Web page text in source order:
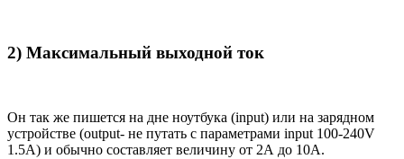
2) Максимальный выходной ток
Он так же пишется на дне ноутбука (input) или на зарядном
устройстве (output- не путать с параметрами input 100-240V
1.5A) и обычно составляет величину от 2А до 10A.